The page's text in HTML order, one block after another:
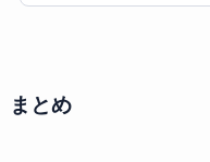
まとめ